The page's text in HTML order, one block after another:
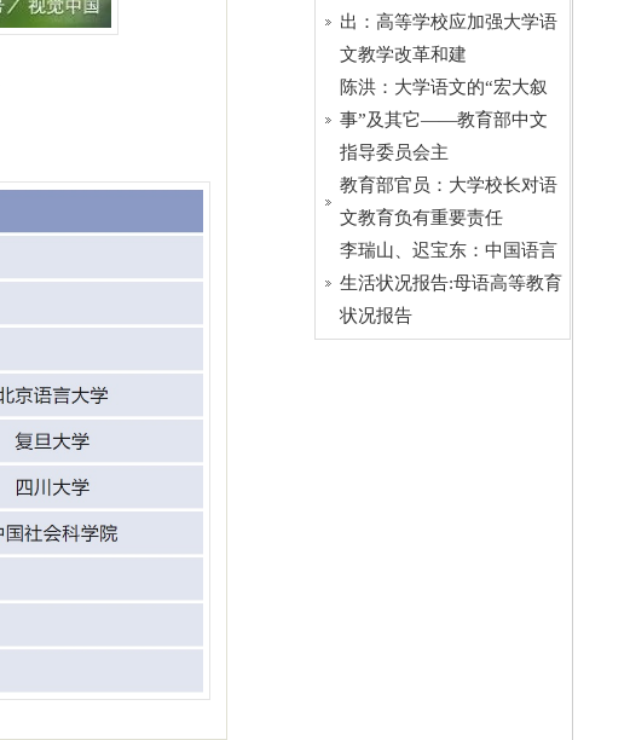
出：高等学校应加强大学语
文教学改革和建
陈洪：大学语文的“宏大叙
事”及其它——教育部中文
指导委员会主
教育部官员：大学校长对语
文教育负有重要责任
李瑞山、迟宝东：中国语言
生活状况报告:母语高等教育
状况报告